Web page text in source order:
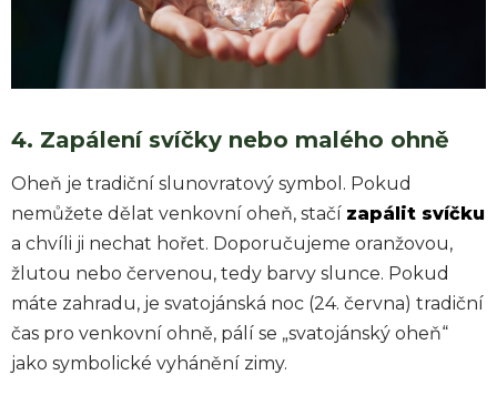
4. Zapálení svíčky nebo malého ohně
Oheň je tradiční slunovratový symbol. Pokud
nemůžete dělat venkovní oheň, stačí zapálit svíčku
a chvíli ji nechat hořet. Doporučujeme oranžovou,
žlutou nebo červenou, tedy barvy slunce. Pokud
máte zahradu, je svatojánská noc (24. června) tradiční
čas pro venkovní ohně, pálí se „svatojánský oheň“
jako symbolické vyhánění zimy.